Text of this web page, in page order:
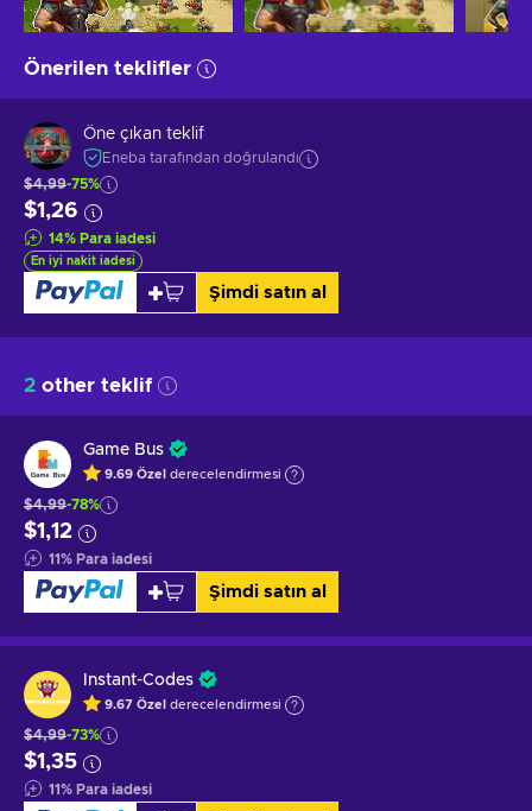
Önerilen teklifler
Öne çıkan teklif
Eneba tarafından doğrulandı
$4,99-75%
$1,26
14% Para iadesi
En iyi nakit iadesi
Şimdi satın al
2 other teklif
Game Bus
9.69 Özel derecelendirmesi
$4,99-78%
$1,12
11% Para iadesi
Şimdi satın al
Instant-Codes
9.67 Özel derecelendirmesi
$4,99-73%
$1,35
11% Para iadesi